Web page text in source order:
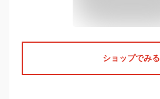
ショップでみる